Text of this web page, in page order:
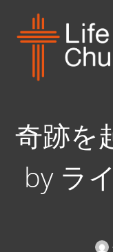
奇跡を
by ラ